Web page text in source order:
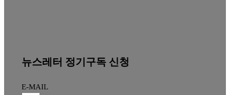
뉴스레터 정기구독 신청
E-MAIL